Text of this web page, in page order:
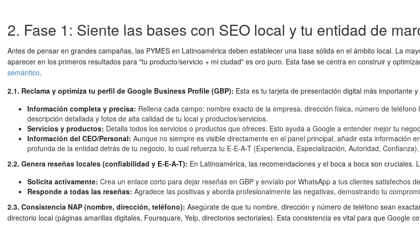
2. Fase 1: Siente las bases con SEO local y tu entidad de
Antes de pensar en grandes campañas, las PYMES en Latinoamérica deben establecer una base sólida en el ámbito local. La
aparecer en los primeros resultados para "tu producto/servicio + mi ciudad" es oro puro. Esta fase se centra en construir y
semántico.
2.1. Reclama y optimiza tu perfil de Google Business Profile (GBP): Esta es tu tarjeta de presentación digital más importante
Información completa y precisa: Rellena cada campo: nombre exacto de la empresa, dirección física, número de
descripción detallada y fotos de alta calidad de tu local y productos/servicios.
Servicios y productos: Detalla todos los servicios o productos que ofreces. Esto ayuda a Google a entender mejor tu
Información del CEO/Personal: Aunque no siempre es visible directamente en el panel principal, añadir esta información
profunda de la entidad detrás de tu negocio, lo cual refuerza tu E-E-A-T (Experiencia, Especialización, Autoridad, Confianza).
2.2. Genera reseñas locales (confiabilidad y E-E-A-T): En Latinoamérica, las recomendaciones y el boca a boca son cruciales.
Solicita activamente: Crea un enlace corto para dejar reseñas en GBP y envíalo por WhatsApp a tus clientes satisfechos
Responde a todas las reseñas: Agradece las positivas y aborda profesionalmente las negativas, demostrando tu
2.3. Consistencia NAP (nombre, dirección, teléfono): Asegúrate de que tu nombre, dirección y número de teléfono sean
directorio local (páginas amarillas digitales, Foursquare, Yelp, directorios sectoriales). Esta consistencia es vital para que Google